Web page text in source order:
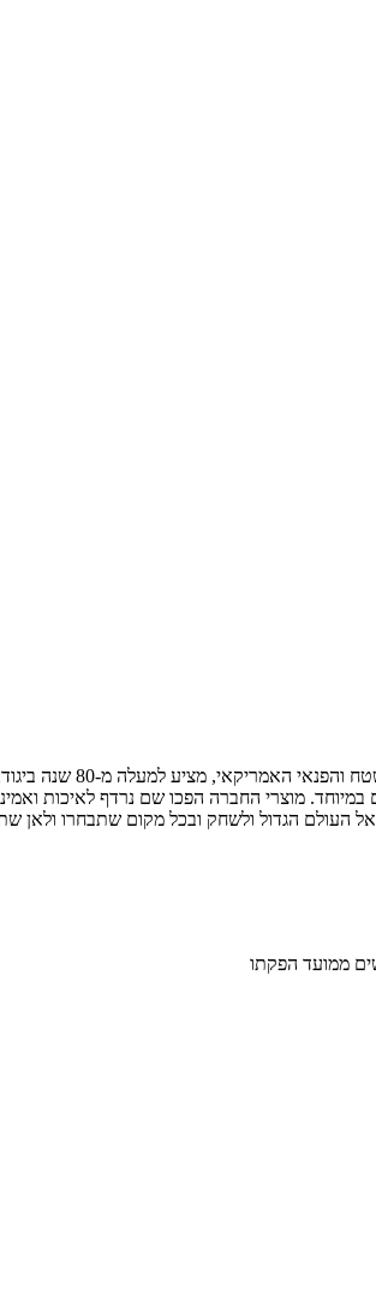
בקולומביה מאמינים שהטבע הוא מגרש
מוצרי החברה הפכו שם נרדף לאיכות
העולם הגדול ולשחק ובכל מקום שתבחרו ולאן